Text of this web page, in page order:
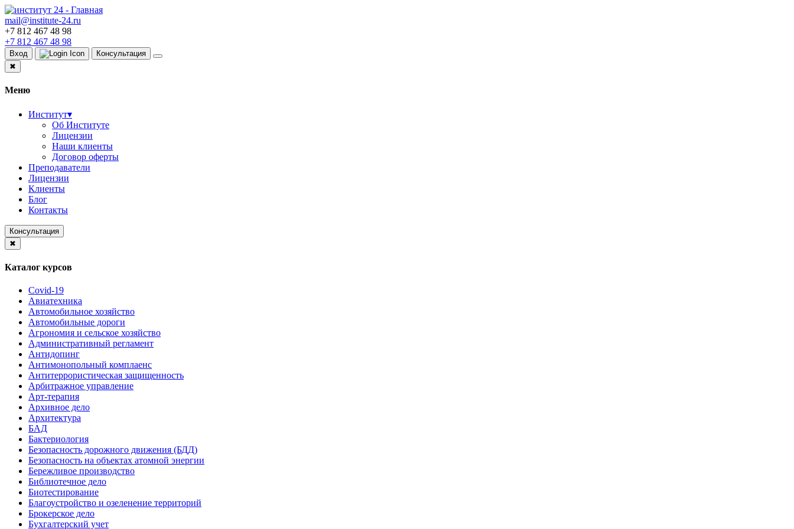
mail@institute-24.ru
+7 812 467 48 98
+7 812 467 48 98
Вход
Консультация
✖
Меню
Институт▾
Об Институте
Лицензии
Наши клиенты
Договор оферты
Преподаватели
Лицензии
Клиенты
Блог
Контакты
Консультация
✖
Каталог курсов
Covid-19
Авиатехника
Автомобильное хозяйство
Автомобильные дороги
Агрономия и сельское хозяйство
Административный регламент
Антидопинг
Антимонопольный комплаенс
Антитеррористическая защищенность
Арбитражное управление
Арт-терапия
Архивное дело
Архитектура
БАД
Бактериология
Безопасность дорожного движения (БДД)
Безопасность на объектах атомной энергии
Бережливое производство
Библиотечное дело
Биотестирование
Благоустройство и озеленение территорий
Брокерское дело
Бухгалтерский учет